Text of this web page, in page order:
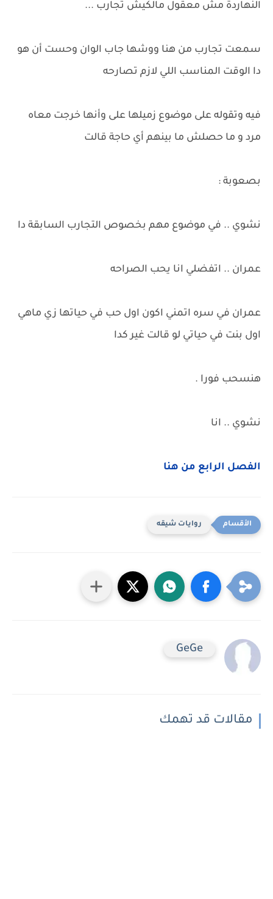
النهاردة مش معقول مالكيش تجارب ...
سمعت تجارب من هنا ووشها جاب الوان وحست أن هو
دا الوقت المناسب اللي لازم تصارحه
فيه وتقوله على موضوع زميلها على وأنها خرجت معاه
مرد و ما حصلش ما بينهم أي حاجة قالت
بصعوبة :
نشوي .. في موضوع مهم بخصوص التجارب السابقة دا
عمران .. اتفضلي انا يحب الصراحه
عمران في سره اتمني اكون اول حب في حياتها زي ماهي
اول بنت في حياتي لو قالت غير كدا
هنسحب فورا .
نشوي .. انا
الفصل الرابع من هنا
روايات شيقه
GeGe
مقالات قد تهمك